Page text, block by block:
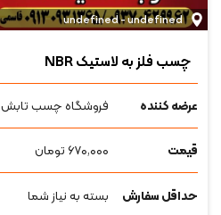
undefined - undefined
چسب فلز به لاستیک NBR
عرضه کننده فروشگاه چسب تابش
قیمت ۶۷۰,۰۰۰تومان
حداقل سفارش
بسته به نیاز شما